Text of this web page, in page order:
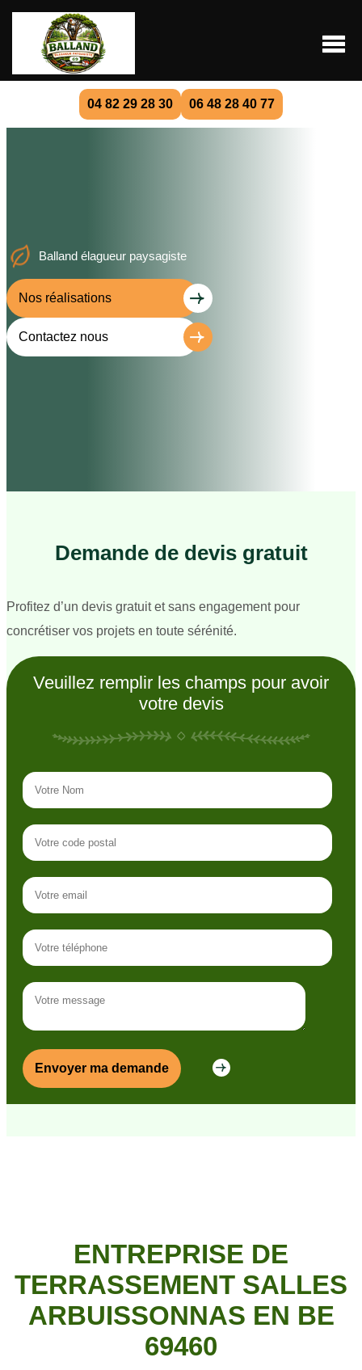
04 82 29 28 30 06 48 28 40 77
Balland élagueur paysagiste
Nos réalisations
Contactez nous
Demande de devis gratuit
Profitez d’un devis gratuit et sans engagement pour
concrétiser vos projets en toute sérénité.
Veuillez remplir les champs pour avoir
votre devis
ENTREPRISE DE
TERRASSEMENT SALLES
ARBUISSONNAS EN BE
69460